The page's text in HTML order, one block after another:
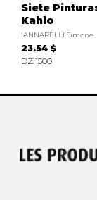
Siete
Kahlo
IANNARELLI Simone
23.54 $
DZ 1500